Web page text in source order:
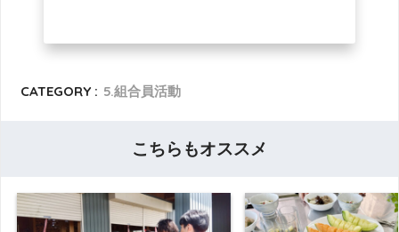
CATEGORY : 5.組合員活動
こちらもオススメ